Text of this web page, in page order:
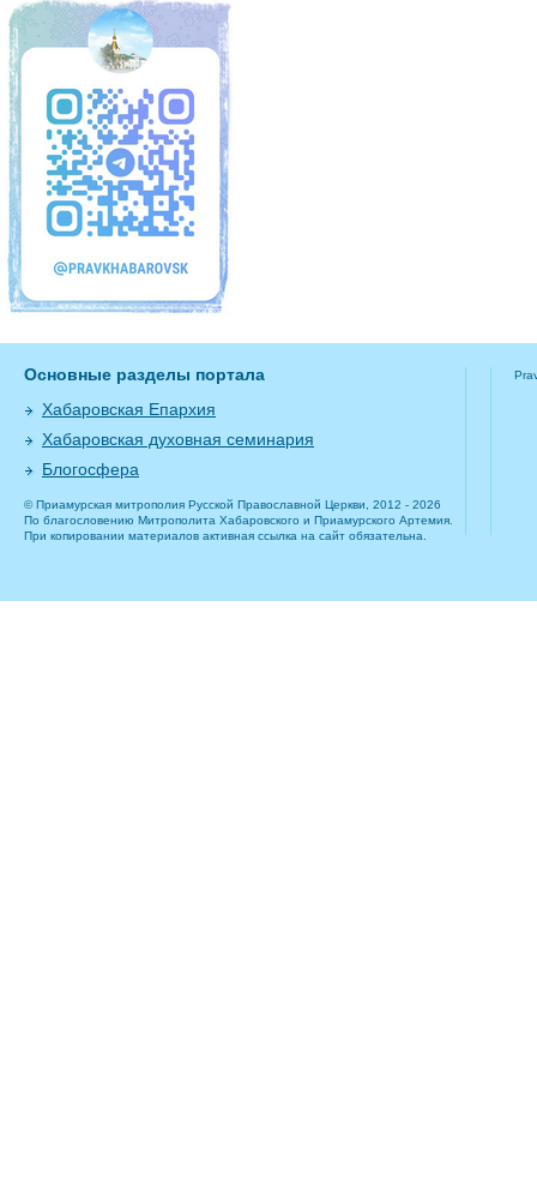
Основные разделы портала
Хабаровская Епархия
Хабаровская духовная семинария
Блогосфера
© Приамурская митрополия Русской Православной Церкви, 2012 - 2026
По благословению Митрополита Хабаровского и Приамурского Артемия.
При копировании материалов активная ссылка на сайт обязательна.